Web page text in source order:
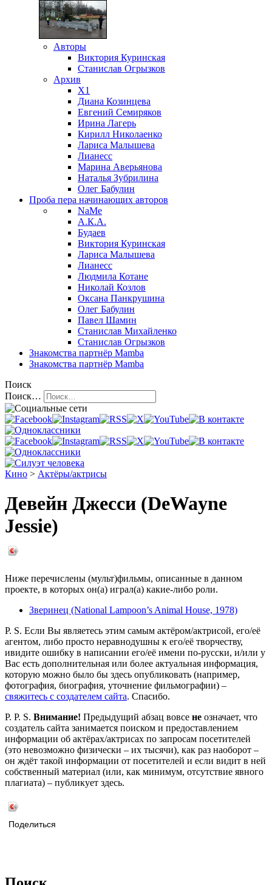
Авторы
Виктория Куринская
Станислав Огрызков
Архив
X1
Диана Козинцева
Евгений Семиряков
Ирина Лагерь
Кирилл Николаенко
Лариса Малышева
Лианесс
Марина Аверьянова
Наталья Зубрилина
Олег Бабулин
Проба пера начинающих авторов
NaMe
А.К.А.
Будаев
Виктория Куринская
Лариса Малышева
Лианесс
Людмила Котане
Николай Козлов
Оксана Панкрушина
Олег Бабулин
Павел Шамин
Станислав Михайленко
Станислав Огрызков
Знакомства партнёр Mamba
Знакомства партнёр Mamba
Поиск
Поиск…
Кино > Актёры/актрисы
Девейн Джесси (DeWayne
Jessie)
Ниже перечислены (мульт)фильмы, описанные в данном
проекте, в которых он(а) играл(а) какие-либо роли.
Зверинец (National Lampoon’s Animal House, 1978)
P. S. Если Вы являетесь этим самым актёром/актрисой, его/её
агентом, либо просто неравнодушны к его/её творчеству,
ивидите ошибку в написании его/её имени по-русски, и/или у
Вас есть дополнительная или более актуальная информация,
которую можно было бы здесь опубликовать (например,
фотография, биография, уточнение фильмографии) –
свяжитесь с создателем сайта. Спасибо.
P. P. S. Внимание! Предыдущий абзац вовсе не означает, что
создатель сайта занимается поиском и предоставлением
информации об актёрах/актрисах по запросам посетителей
(это невозможно физически – их тысячи), как раз наоборот –
он ждёт такой информации от посетителей и если видит в ней
собственный материал (или, как минимум, отсутствие явного
плагиата) – публикует здесь.
Поделиться